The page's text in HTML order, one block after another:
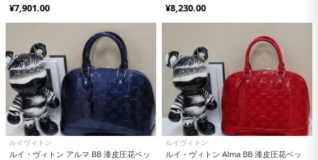
¥7,901.00 ¥8,230.00
ルイヴィトン
ルイ・ヴィトン アルマ BB 漆皮圧花ベッ
ルイヴィトン
ルイ・ヴィトン Alma BB 漆皮圧花ベッ